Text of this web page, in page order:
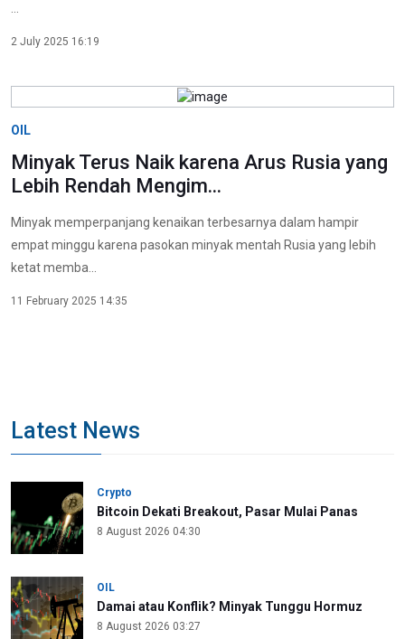
...
2 July 2025 16:19
OIL
Minyak Terus Naik karena Arus Rusia yang
Lebih Rendah Mengim...
Minyak memperpanjang kenaikan terbesarnya dalam hampir
empat minggu karena pasokan minyak mentah Rusia yang lebih
ketat memba...
11 February 2025 14:35
Latest News
Crypto
Bitcoin Dekati Breakout, Pasar Mulai Panas
8 August 2026 04:30
OIL
Damai atau Konflik? Minyak Tunggu Hormuz
8 August 2026 03:27